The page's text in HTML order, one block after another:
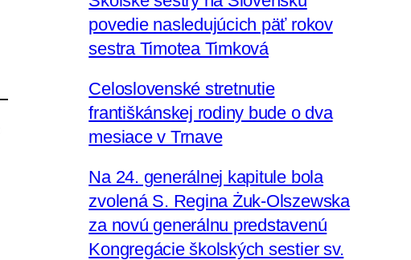
povedie nasledujúcich päť rokov
sestra Timotea Timková
Celoslovenské stretnutie
františkánskej rodiny bude o dva
mesiace v Trnave
Na 24. generálnej kapitule bola
zvolená S. Regina Żuk-Olszewska
za novú generálnu predstavenú
Kongregácie školských sestier sv.